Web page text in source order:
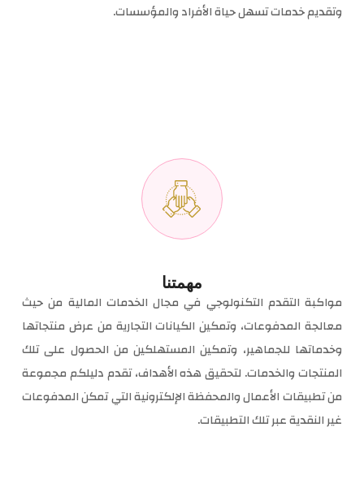
وتقديم خدمات تسهل حياة الأفراد والمؤسسات.
مهمتنا
مواكبة التقدم التكنولوجي في مجال الخدمات المالية من حيث
معالجة المدفوعات، وتمكين الكيانات التجارية من عرض منتجاتها
وخدماتها للجماهير، وتمكين المستهلكين من الحصول على تلك
المنتجات والخدمات. لتحقيق هذه الأهداف، تقدم دليلكم مجموعة
من تطبيقات الأعمال والمحفظة الإلكترونية التي تمكن المدفوعات
غير النقدية عبر تلك التطبيقات.